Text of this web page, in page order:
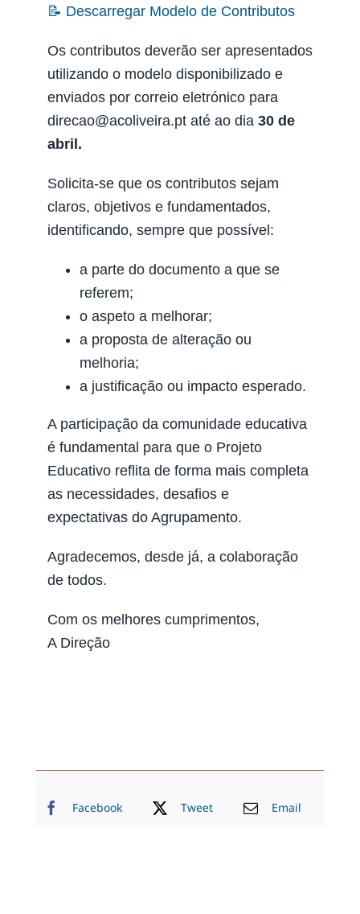
📝 Descarregar Modelo de Contributos
Os contributos deverão ser apresentados
utilizando o modelo disponibilizado e
enviados por correio eletrónico para
direcao@acoliveira.pt até ao dia 30 de
abril.
Solicita-se que os contributos sejam
claros, objetivos e fundamentados,
identificando, sempre que possível:
a parte do documento a que se
referem;
o aspeto a melhorar;
a proposta de alteração ou
melhoria;
a justificação ou impacto esperado.
A participação da comunidade educativa
é fundamental para que o Projeto
Educativo reflita de forma mais completa
as necessidades, desafios e
expectativas do Agrupamento.
Agradecemos, desde já, a colaboração
de todos.
Com os melhores cumprimentos,
A Direção
Facebook Tweet Email